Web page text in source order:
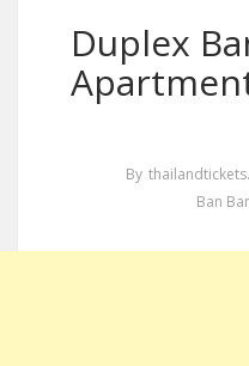
Duplex
By
Ban